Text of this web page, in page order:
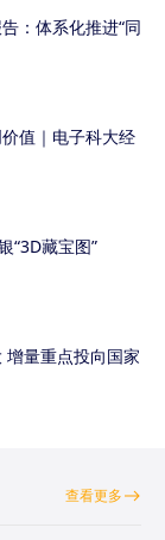
：体系化推进“同
值｜电子科大经
“3D藏宝图”
量重点投向国家
查看更多